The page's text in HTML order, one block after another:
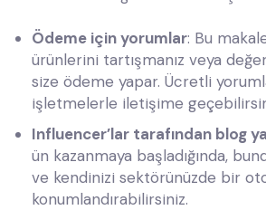
Ödeme için yorumlar: Bu
ürünlerini tartışmanız veya
size ödeme yapar. Ücretli
işletmelerle iletişime
Influencer’lar tarafından blog
ün kazanmaya başladığında,
ve kendinizi sektörünüzde bir
konumlandırabilirsiniz.